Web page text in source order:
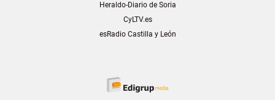
Heraldo-Diario de Soria
CyLTV.es
esRadio Castilla y León